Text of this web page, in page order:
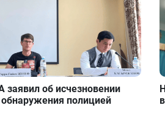
об исчезновении
полицией